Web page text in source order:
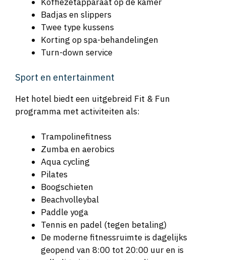
Badjas en slippers
Twee type kussens
Korting op spa-behandelingen
Turn-down service
Sport en entertainment
Het hotel biedt een uitgebreid Fit & Fun
programma met activiteiten als:
Trampolinefitness
Zumba en aerobics
Aqua cycling
Pilates
Boogschieten
Beachvolleybal
Paddle yoga
Tennis en padel (tegen betaling)
De moderne fitnessruimte is dagelijks
geopend van 8:00 tot 20:00 uur en is